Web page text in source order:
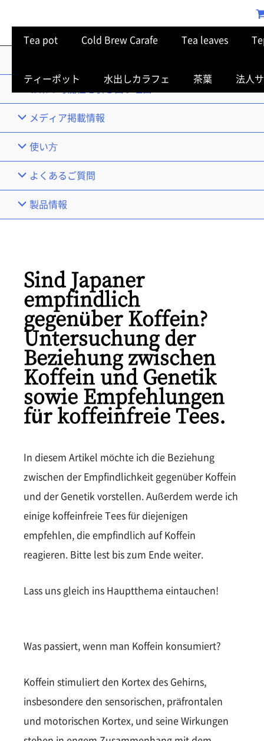
メディア掲載情報
使い⽅
よくあるご質問
製品情報
Tea pot Cold Brew Carafe Tea leaves
ティーポット 水出しカラフェ 茶葉 法人
Sind Japaner
empfindlich
gegenüber Koffein?
Untersuchung der
Beziehung zwischen
Koffein und Genetik
sowie Empfehlungen
für koffeinfreie Tees.
In diesem Artikel möchte ich die Beziehung
zwischen der Empfindlichkeit gegenüber Koffein
und der Genetik vorstellen. Außerdem werde ich
einige koffeinfreie Tees für diejenigen
empfehlen, die empfindlich auf Koffein
reagieren. Bitte lest bis zum Ende weiter.
Lass uns gleich ins Hauptthema eintauchen!
Was passiert, wenn man Koffein konsumiert?
Koffein stimuliert den Kortex des Gehirns,
insbesondere den sensorischen, präfrontalen
und motorischen Kortex, und seine Wirkungen